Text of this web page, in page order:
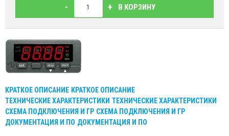
- + В КОРЗИНУ
КРАТКОЕ ОПИСАНИЕ КРАТКОЕ ОПИСАНИЕ
ТЕХНИЧЕСКИЕ ХАРАКТЕРИСТИКИ ТЕХНИЧЕСКИЕ ХАРАКТЕРИСТИКИ
СХЕМА ПОДКЛЮЧЕНИЯ И ГР СХЕМА ПОДКЛЮЧЕНИЯ И ГР
ДОКУМЕНТАЦИЯ И ПО ДОКУМЕНТАЦИЯ И ПО